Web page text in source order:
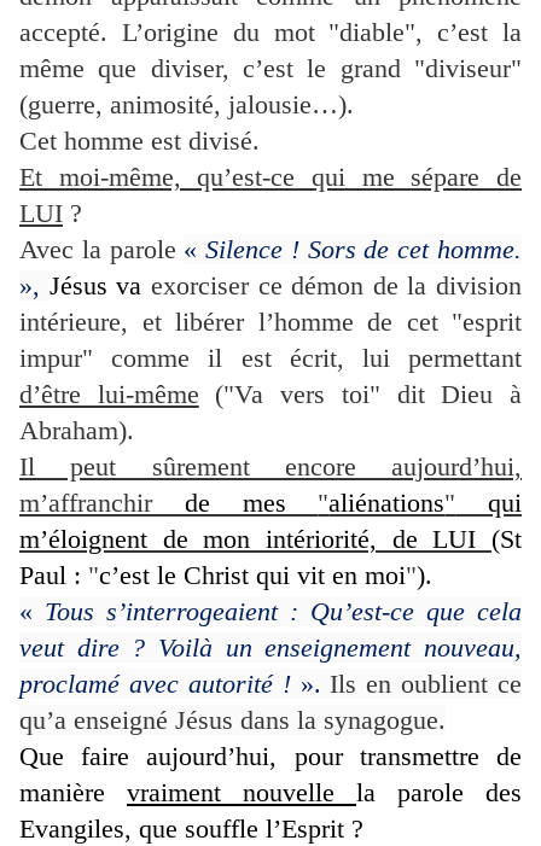
accepté. L’origine du mot "diable", c’est la
même que diviser, c’est le grand "diviseur"
(guerre, animosité, jalousie…).
Cet homme est divisé.
Et moi-même, qu’est-ce qui me sépare de
LUI ?
Avec la parole «Silence ! Sors de cet homme.
», Jésus va exorciser ce démon de la division
intérieure, et libérer l’homme de cet "esprit
impur" comme il est écrit, lui permettant
d’être lui-même ("Va vers toi" dit Dieu à
Abraham).
Il peut sûrement encore aujourd’hui,
m’affranchirde mes "aliénations" qui
m’éloignent de mon intériorité, de LUI (St
Paul : "c’est le Christ qui vit en moi").
« Tous s’interrogeaient : Qu’est-ce que cela
veut dire ? Voilà un enseignement nouveau,
proclamé avec autorité !».Ils en oublient ce
qu’a enseigné Jésus dans la synagogue.
Que faire aujourd’hui, pour transmettre de
manière vraiment nouvelle la parole des
Evangiles, que souffle l’Esprit ?